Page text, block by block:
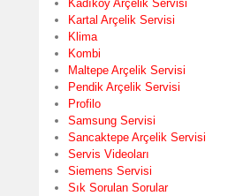
Kadıköy Arçelik Servisi
Kartal Arçelik Servisi
Klima
Kombi
Maltepe Arçelik Servisi
Pendik Arçelik Servisi
Profilo
Samsung Servisi
Sancaktepe Arçelik Servisi
Servis Videoları
Siemens Servisi
Sık Sorulan Sorular